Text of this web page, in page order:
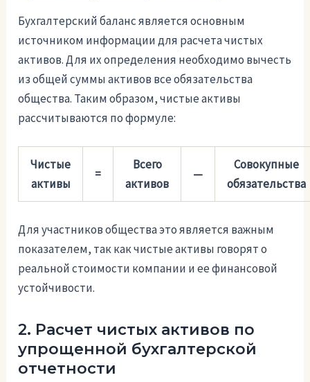
Бухгалтерский баланс является основным
источником информации для расчета чистых
активов. Для их определения необходимо вычесть
из общей суммы активов все обязательства
общества. Таким образом, чистые активы
рассчитываются по формуле:
Чистые
активы
=
Всего
активов
—
Совокупные
обязательства
Для участников общества это является важным
показателем, так как чистые активы говорят о
реальной стоимости компании и ее финансовой
устойчивости.
2. Расчет чистых активов по
упрощенной бухгалтерской
отчетности